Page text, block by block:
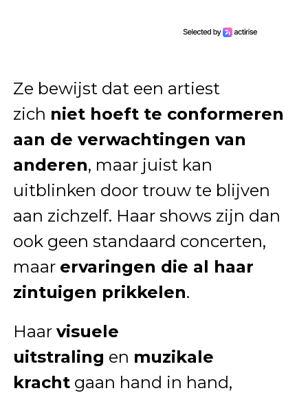
Ze bewijst dat een artiest
zich niet hoeft te conformeren
aan de verwachtingen van
anderen, maar juist kan
uitblinken door trouw te blijven
aan zichzelf. Haar shows zijn dan
ook geen standaard concerten,
maar ervaringen die al haar
zintuigen prikkelen.
Haar visuele
uitstraling en muzikale
krachtgaan hand in hand,